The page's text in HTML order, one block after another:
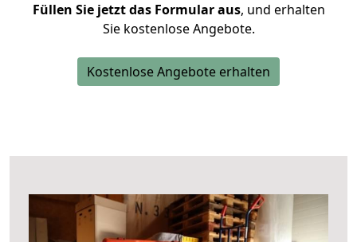
Füllen Sie jetzt das Formular aus, und erhalten
Sie kostenlose Angebote.
Kostenlose Angebote erhalten